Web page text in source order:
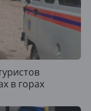
в горах